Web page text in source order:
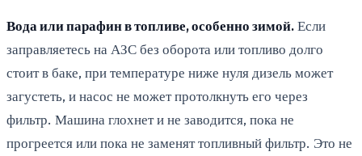
Вода или парафин в топливе, особенно зимой.Если
заправляетесь на АЗС без оборота или топливо долго
стоит в баке, при температуре ниже нуля дизель может
загустеть, и насос не может протолкнуть его через
фильтр. Машина глохнет и не заводится, пока не
прогреется или пока не заменят топливный фильтр. Это не